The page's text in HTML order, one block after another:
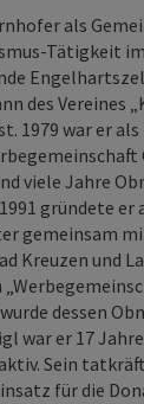
als
Tätigkeit
des Vereines
1979 war er
viele Jahre
gründete er
gemeinsam
Kreuzen und
dessen
war er 17
Sein
für die